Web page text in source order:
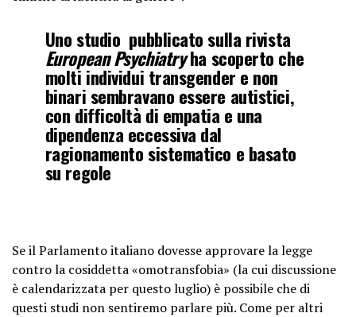
Uno studio pubblicato sulla rivista
European Psychiatryha scoperto che
molti individui transgender e non
binari sembravano essere autistici,
con difficoltà di empatia e una
dipendenza eccessiva dal
ragionamento sistematico e basato
su regole
Se il Parlamento italiano dovesse approvare la legge
contro la cosiddetta «omotransfobia» (la cui discussione
è calendarizzata per questo luglio) è possibile che di
questi studi non sentiremo parlare più. Come per altri